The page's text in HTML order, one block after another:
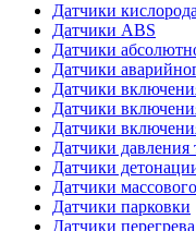
Датчики
Датчики ABS
Датчики
Датчики
Датчики
Датчики
Датчики
Датчики давления
Датчики
Датчики
Датчики парковки
Датчики